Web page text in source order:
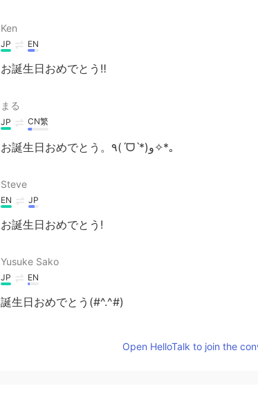
Ken
JP EN
お誕生日おめでとう‼️
まる
JP CN繁
お誕生日おめでとう。٩(ˊᗜˋ*)و✧*｡
Steve
EN JP
お誕生日おめでとう!
Yusuke Sako
JP EN
誕生日おめでとう(#^.^#)
Open HelloTalk to join the